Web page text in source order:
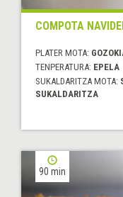
COMPOTA
PLATER MOTA:
TENPERATURA: EPELA
SUKALDARITZA MOTA:
SUKALDARITZA
90 min